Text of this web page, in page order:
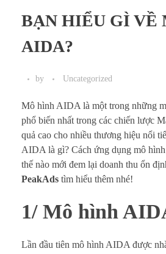
BẠN HIỂU GÌ VỀ
AIDA?
by Uncategorized
Mô hình AIDA là một trong những
phổ biến nhất trong các chiến lược
quả cao cho nhiều thương hiệu nổi
AIDA là gì? Cách ứng dụng mô
thế nào mới đem lại doanh thu ổn
PeakAds tìm hiểu thêm nhé!
1/ Mô hình
Lần đầu tiên mô hình AIDA được